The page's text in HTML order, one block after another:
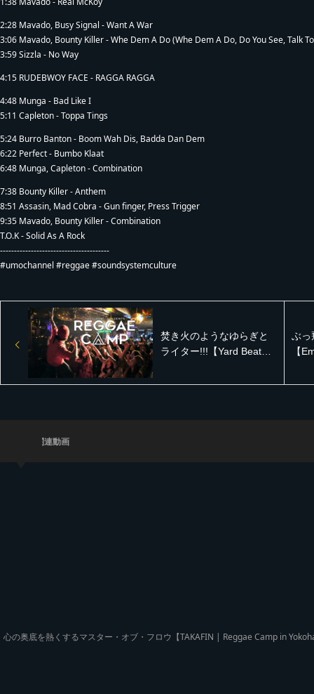
2:28 Mavado, Busy Signal - Want A War
3:06 Mavado, Bounty Killer - Whe Dem A Do (Whe Dem A Do, Do You See, Talk
3:59 Sizzla - No Way
4:15 RUDEBWOY FACE - RAGGA RAGGA
4:48 Munga - Bad Like I
5:11 Capleton - Toppa Tings
5:24 Burro Banton - Boom Wah Dis, Badda Dan Dem
6:22 Perfect - Bumbo Klaat
6:48 Munga, Capleton - Combination
7:38 Bounty Killer - Anthem
8:51 Assasin, Mad Cobra - Gun finger, Press Trigger
9:35 Mavado, Bounty Killer - Combination
T.O.K - Solid As A Rock
---------------------------------------
#umochannel #reggae #soundsystemculture
焚き火のようなゆらぎと
ライター!!!【Yard Beat
in Yokohama | ダイジェス
ぶっ
【
ス
関連動画
心の奥底を熱くするマスター・オブ・フロウ【TAKAFIN | Reggae Camp in